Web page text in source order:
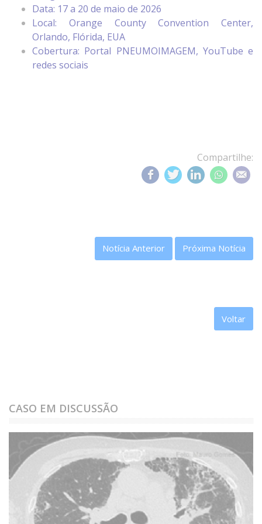
Data: 17 a 20 de maio de 2026
Local: Orange County Convention Center,
Orlando, Flórida, EUA
Cobertura: Portal PNEUMOIMAGEM, YouTube e
redes sociais
Compartilhe:
Notícia Anterior Próxima Notícia
Voltar
CASO EM DISCUSSÃO